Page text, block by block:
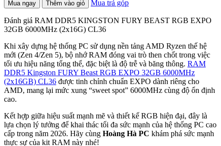
Mua ngay Thêm vào giỏ Mua trả góp
Đánh giá RAM DDR5 KINGSTON FURY BEAST RGB EXPO
32GB 6000MHz (2x16G) CL36
Khi xây dựng hệ thống PC sử dụng nền tảng AMD Ryzen thế hệ
mới (Zen 4/Zen 5), bộ nhớ RAM đóng vai trò then chốt trong việc
tối ưu hiệu năng tổng thể, đặc biệt là độ trễ và băng thông. RAM
DDR5 Kingston FURY Beast RGB EXPO 32GB 6000MHz
(2x16GB) CL36 được tinh chỉnh chuẩn EXPO dành riêng cho
AMD, mang lại mức xung “sweet spot” 6000MHz cùng độ ổn định
cao.
Kết hợp giữa hiệu suất mạnh mẽ và thiết kế RGB hiện đại, đây là
lựa chọn lý tưởng để khai thác tối đa sức mạnh của hệ thống PC cao
cấp trong năm 2026. Hãy cùng Hoàng Hà PC khám phá sức mạnh
thực sự của kit RAM này nhé!